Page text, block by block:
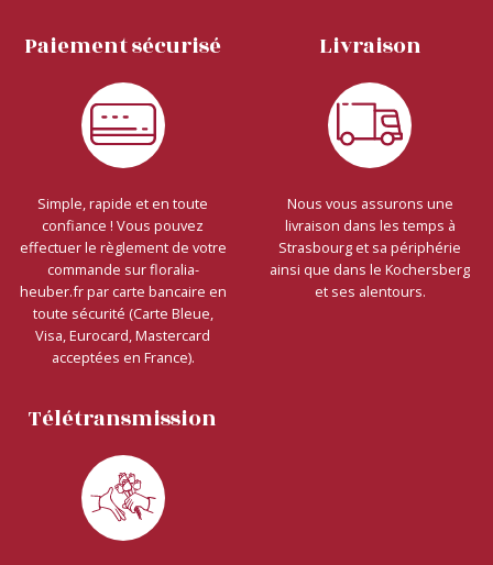
Paiement sécurisé
Simple, rapide et en toute
confiance ! Vous pouvez
effectuer le règlement de votre
commande sur floralia-
heuber.fr par carte bancaire en
toute sécurité (Carte Bleue,
Visa, Eurocard, Mastercard
acceptées en France).
Livraison
Nous vous assurons une
livraison dans les temps à
Strasbourg et sa périphérie
ainsi que dans le Kochersberg
et ses alentours.
Télétransmission